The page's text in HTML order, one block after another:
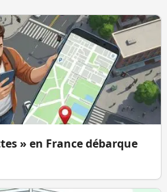
» en France débarque